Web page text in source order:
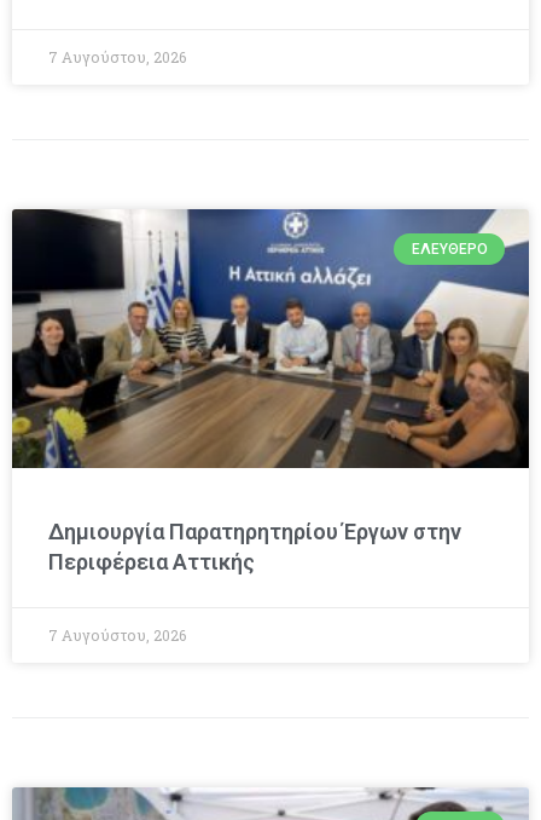
7 Αυγούστου, 2026
ΕΛΕΎΘΕΡΟ
Δημιουργία Παρατηρητηρίου Έργων στην
Περιφέρεια Αττικής
7 Αυγούστου, 2026